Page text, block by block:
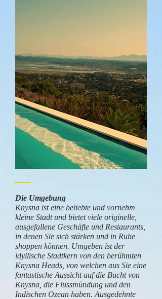
Die Umgebung
Knysna ist eine beliebte und vornehm
kleine Stadt und bietet viele originelle,
ausgefallene Geschäfte und Restaurants,
in denen Sie sich stärken und in Ruhe
shoppen können. Umgeben ist der
idyllische Stadtkern von den berühmten
Knysna Heads, von welchen aus Sie eine
fantastische Aussicht auf die Bucht von
Knysna, die Flussmündung und den
Indischen Ozean haben. Ausgedehnte